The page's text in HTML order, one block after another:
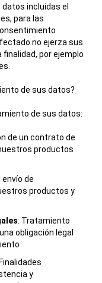
incluidas el
para las
no ejerza sus
por ejemplo
de sus datos?
de sus datos:
de un contrato de
productos
envío de
productos y
: Tratamiento
obligación legal
y